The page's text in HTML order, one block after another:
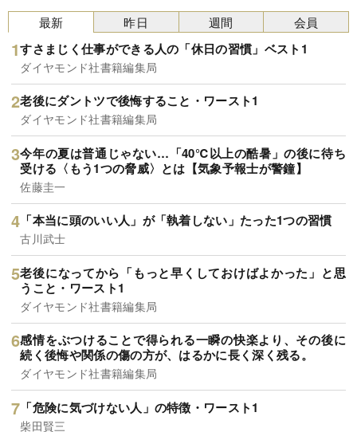
最新
すさまじく仕事ができる人の「休日の習慣」ベスト1
ダイヤモンド社書籍編集局
老後にダントツで後悔すること・ワースト1
ダイヤモンド社書籍編集局
今年の夏は普通じゃない…「40℃以上の酷暑」の後に待ち
受ける〈もう1つの脅威〉とは【気象予報士が警鐘】
佐藤圭一
「本当に頭のいい人」が「執着しない」たった1つの習慣
古川武士
老後になってから「もっと早くしておけばよかった」と思
うこと・ワースト1
ダイヤモンド社書籍編集局
感情をぶつけることで得られる一瞬の快楽より、その後に
続く後悔や関係の傷の方が、はるかに長く深く残る。
ダイヤモンド社書籍編集局
「危険に気づけない人」の特徴・ワースト1
柴田賢三
昨日 週間 会員